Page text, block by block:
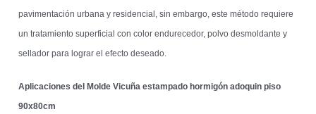
pavimentación urbana y residencial, sin embargo, este método requiere
un tratamiento superficial con color endurecedor, polvo desmoldante y
sellador para lograr el efecto deseado.
Aplicaciones del Molde Vicuña estampado hormigón adoquin piso
90x80cm